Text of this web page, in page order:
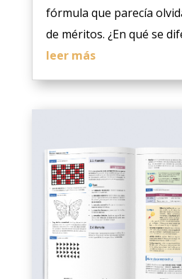
fórmula que parecía
de méritos. ¿En qué se
leer más